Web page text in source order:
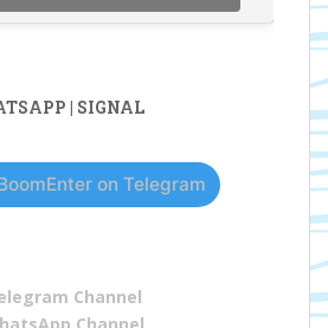
| SIGNAL
on Telegram
Channel